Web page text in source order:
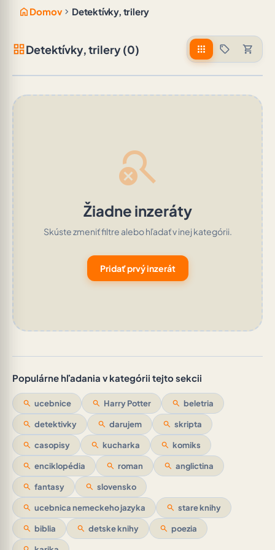
home Domov chevron_right Detektívky, trilery
grid_viewDetektívky, trilery (0) apps sell shopping_cart
search_off
Žiadne inzeráty
Skúste zmeniť filtre alebo hľadať v inej kategórii.
Pridať prvý inzerát
Populárne hľadania v kategórii tejto sekcii
search ucebnice search Harry Potter search beletria
search detektivky search darujem search skripta
search casopisy search kucharka search komiks
search enciklopédia search roman search anglictina
search fantasy search slovensko
search ucebnica nemeckeho jazyka search stare knihy
search biblia search detske knihy search poezia